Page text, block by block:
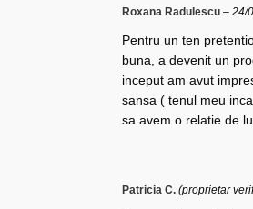
Roxana Radulescu – 24/
Pentru un ten
buna, a devenit un
inceput am avut
sansa ( tenul meu
sa avem o relatie de
Patricia C. (proprietar